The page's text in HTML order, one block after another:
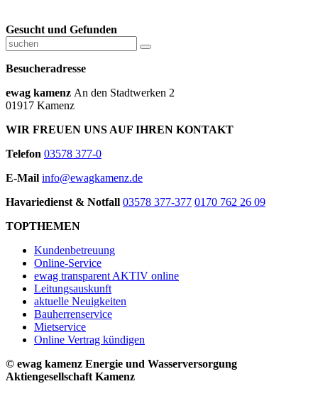
Gesucht und Gefunden
Besucheradresse
ewag kamenz An den Stadtwerken 2
01917 Kamenz
WIR FREUEN UNS AUF IHREN KONTAKT
Telefon 03578 377-0
E-Mail info@ewagkamenz.de
Havariedienst & Notfall 03578 377-377 0170 762 26 09
TOPTHEMEN
Kundenbetreuung
Online-Service
ewag transparent AKTIV online
Leitungsauskunft
aktuelle Neuigkeiten
Bauherrenservice
Mietservice
Online Vertrag kündigen
© ewag kamenz Energie und Wasserversorgung
Aktiengesellschaft Kamenz